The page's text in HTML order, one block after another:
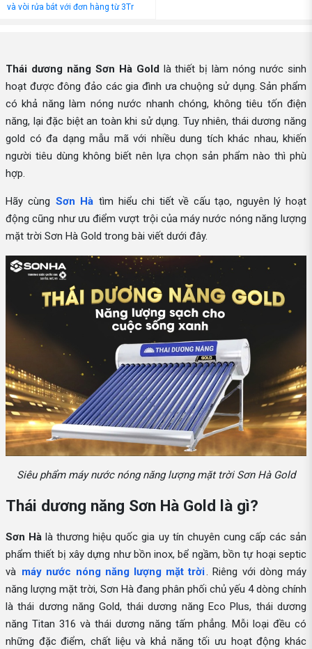
và vòi rửa bát với đơn hàng từ 3Tr
Thái dương năng Sơn Hà Goldlà thiết bị làm nóng nước sinh
hoạt được đông đảo các gia đình ưa chuộng sử dụng. Sản phẩm
có khả năng làm nóng nước nhanh chóng, không tiêu tốn điện
năng, lại đặc biệt an toàn khi sử dụng. Tuy nhiên, thái dương năng
gold có đa dạng mẫu mã với nhiều dung tích khác nhau, khiến
người tiêu dùng không biết nên lựa chọn sản phẩm nào thì phù
hợp.
Hãy cùng Sơn Hà tìm hiểu chi tiết về cấu tạo, nguyên lý hoạt
động cũng như ưu điểm vượt trội của máy nước nóng năng lượng
mặt trời Sơn Hà Gold trong bài viết dưới đây.
Siêu phẩm máy nước nóng năng lượng mặt trời Sơn Hà Gold
Thái dương năng Sơn Hà Gold là gì?
Sơn Hà là thương hiệu quốc gia uy tín chuyên cung cấp các sản
phẩm thiết bị xây dựng như bồn inox, bể ngầm, bồn tự hoại septic
và máy nước nóng năng lượng mặt trời. Riêng với dòng máy
năng lượng mặt trời, Sơn Hà đang phân phối chủ yếu 4 dòng chính
là thái dương năng Gold, thái dương năng Eco Plus, thái dương
năng Titan 316 và thái dương năng tấm phẳng. Mỗi loại đều có
những đặc điểm, chất liệu và khả năng tối ưu hoạt động khác